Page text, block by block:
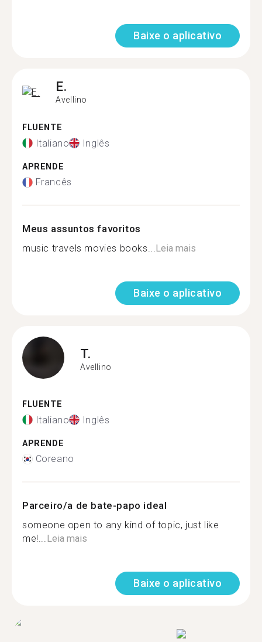
Baixe o aplicativo
E.
Avellino
FLUENTE
Italiano Inglês
APRENDE
Francês
Meus assuntos favoritos
music travels movies books...Leia mais
Baixe o aplicativo
T.
Avellino
FLUENTE
Italiano Inglês
APRENDE
Coreano
Parceiro/a de bate-papo ideal
someone open to any kind of topic, just like
me!...Leia mais
Baixe o aplicativo